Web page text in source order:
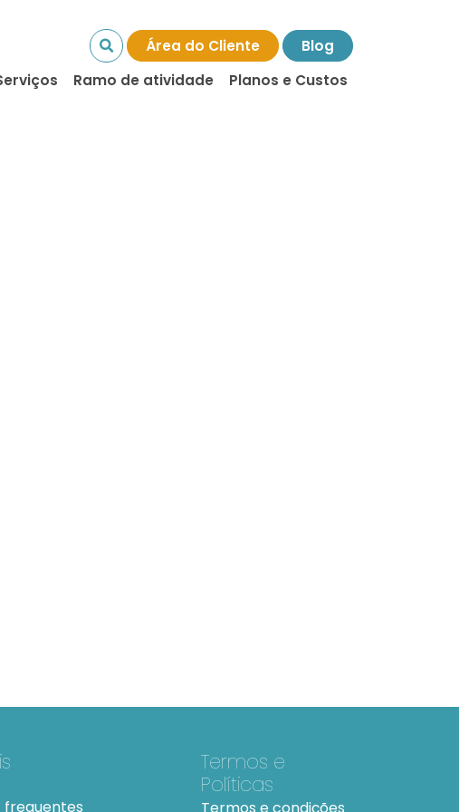
Área do Cliente
Blog
Ramo de atividade Planos e Custos
frequentes
Termos e
Políticas
Termos e condições